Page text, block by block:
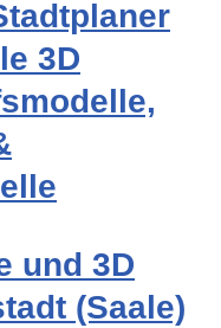
3D
und 3D
(Saale)